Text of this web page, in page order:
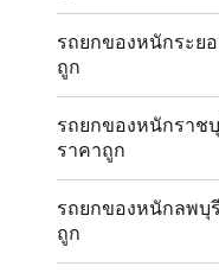
รถยกของหนักระย
ถูก
รถยกของหนักราช
ราคาถูก
รถยกของหนักลพบุ
ถูก